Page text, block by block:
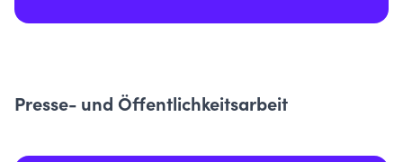
Presse- und Öffentlichkeitsarbeit